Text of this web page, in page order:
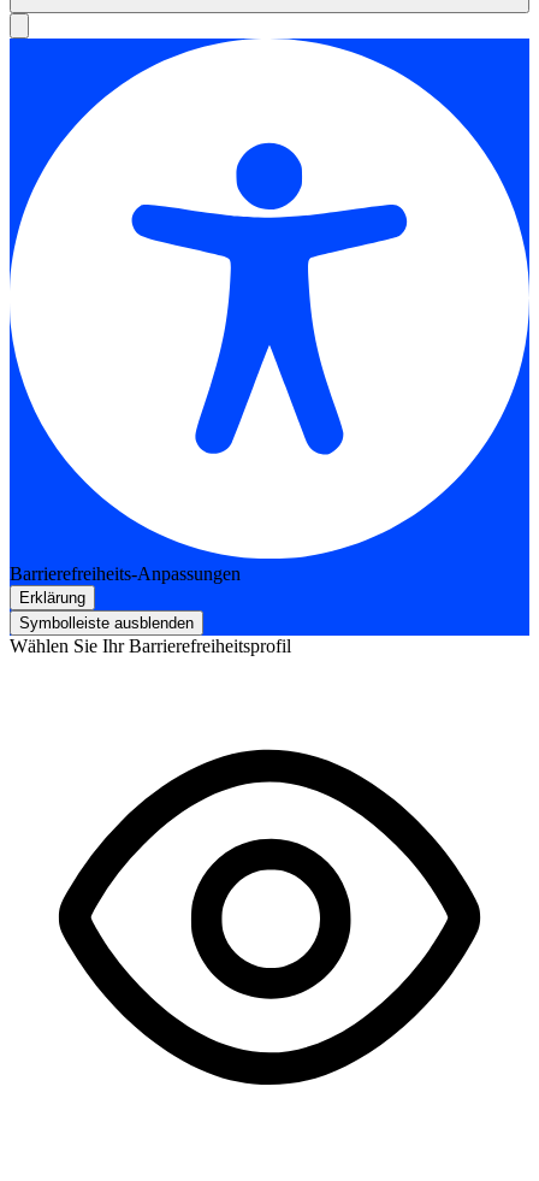
Barrierefreiheits-Anpassungen
Erklärung
Symbolleiste ausblenden
Wählen Sie Ihr Barrierefreiheitsprofil